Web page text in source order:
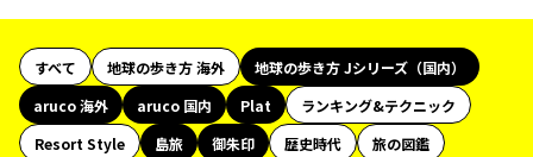
すべて 地球の歩き方 海外
地球の歩き方 Jシリーズ（国内）
aruco 海外
aruco 国内 Plat
ランキング&テクニック
Resort Style
島旅 御朱印 歴史時代
旅の図鑑